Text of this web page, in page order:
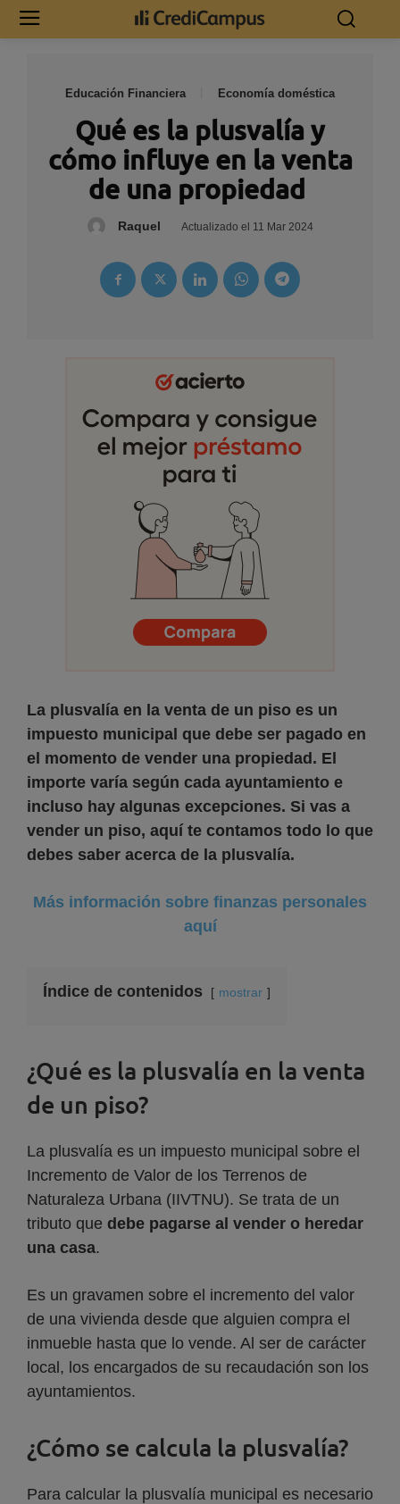
Educación Financiera Economía doméstica
Qué es la plusvalía y
cómo influye en la venta
de una propiedad
Raquel Actualizado el 11 Mar 2024
La plusvalía en la venta de un piso es un
impuesto municipal que debe ser pagado en
el momento de vender una propiedad. El
importe varía según cada ayuntamiento e
incluso hay algunas excepciones. Si vas a
vender un piso, aquí te contamos todo lo que
debes saber acerca de la plusvalía.
Más información sobre finanzas personales
aquí
Índice de contenidos mostrar
¿Qué es la plusvalía en la venta
de un piso?
La plusvalía es un impuesto municipal sobre el
Incremento de Valor de los Terrenos de
Naturaleza Urbana (IIVTNU). Se trata de un
tributo que debe pagarse al vender o heredar
una casa.
Es un gravamen sobre el incremento del valor
de una vivienda desde que alguien compra el
inmueble hasta que lo vende. Al ser de carácter
local, los encargados de su recaudación son los
ayuntamientos.
¿Cómo se calcula la plusvalía?
Para calcular la plusvalía municipal es necesario